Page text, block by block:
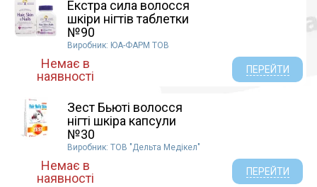
Екстра сила волосся
шкіри нігтів таблетки
№90
Виробник: ЮА-ФАРМ ТОВ
Немає в
наявності
ПЕРЕЙТИ
Зест Бьюті волосся
нігті шкіра капсули
№30
Виробник: ТОВ "Дельта Медікел"
Немає в
наявності
ПЕРЕЙТИ